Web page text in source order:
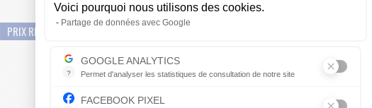
PRIX RÉDUIT
Voici pourquoi nous utilisons des cookies.
Partage de données avec Google
?
GOOGLE ANALYTICS
Permet d'analyser les statistiques de consultation de notre site
Indispensable pour piloter notre site internet, il permet de mesurer
FACEBOOK PIXEL
Axeptio consent